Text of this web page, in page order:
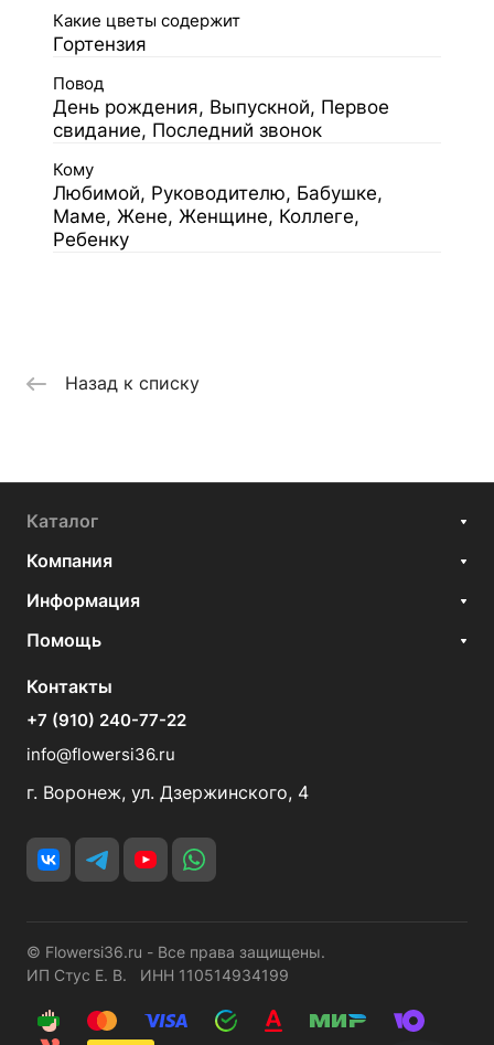
Какие цветы содержит
Гортензия
Повод
День рождения, Выпускной, Первое
свидание, Последний звонок
Кому
Любимой, Руководителю, Бабушке,
Маме, Жене, Женщине, Коллеге,
Ребенку
Назад к списку
Каталог
Компания
Информация
Помощь
Контакты
+7 (910) 240-77-22
info@flowersi36.ru
г. Воронеж, ул. Дзержинского, 4
© Flowersi36.ru - Все права защищены.
ИП Стус Е. В. ИНН 110514934199